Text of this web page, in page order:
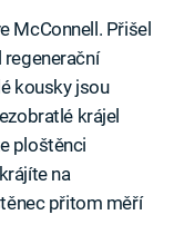
McConnell. Přišel
regenerační
kousky jsou
krájel
ploštěnci
na
přitom měří